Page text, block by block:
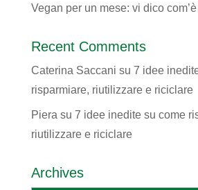
Vegan per un mese: vi dico
Recent Comments
Caterina Saccani su 7 idee
risparmiare, riutilizzare e riciclare
Piera su 7 idee inedite su come
riutilizzare e riciclare
Archives